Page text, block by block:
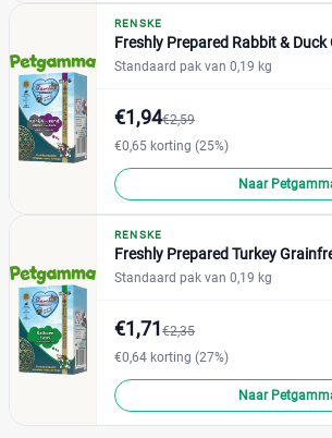
Artrose
Castratie
Diabetes
Drachtig en zogend
Gewrichten
Hart en lever
Herstel na ziekte
▼ +11 meer
Smaak
RENSKE
Freshly Prepared Rabbit & Duck
Standaard pak van 0,19 kg
€1,94€2,59
€0,65 korting (25%)
Naar
RENSKE
Freshly Prepared Turkey
Standaard pak van 0,19 kg
€1,71 €2,35
€0,64 korting (27%)
Naar